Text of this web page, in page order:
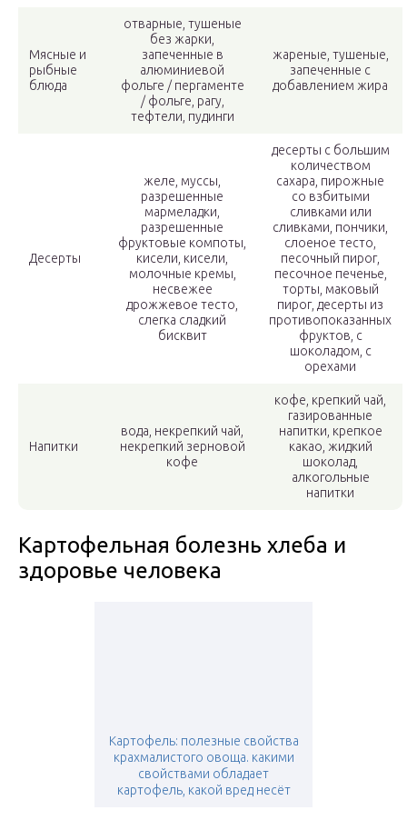
Мясные и
рыбные
блюда
отварные, тушеные
без жарки,
запеченные в
алюминиевой
фольге / пергаменте
/ фольге, рагу,
тефтели, пудинги
жареные, тушеные,
запеченные с
добавлением жира
Десерты
желе, муссы,
разрешенные
мармеладки,
разрешенные
фруктовые компоты,
кисели, кисели,
молочные кремы,
несвежее
дрожжевое тесто,
слегка сладкий
бисквит
десерты с большим
количеством
сахара, пирожные
со взбитыми
сливками или
сливками, пончики,
слоеное тесто,
песочный пирог,
песочное печенье,
торты, маковый
пирог, десерты из
противопоказанных
фруктов, с
шоколадом, с
орехами
Напитки
вода, некрепкий чай,
некрепкий зерновой
кофе
кофе, крепкий чай,
газированные
напитки, крепкое
какао, жидкий
шоколад,
алкогольные
напитки
Картофельная болезнь хлеба и
здоровье человека
Картофель: полезные свойства
крахмалистого овоща. какими
свойствами обладает
картофель, какой вред несёт